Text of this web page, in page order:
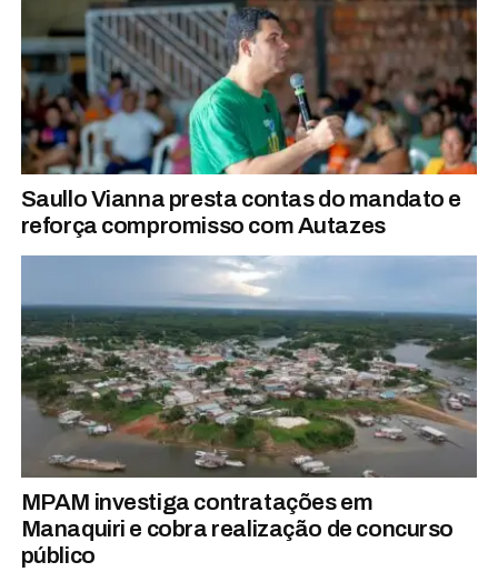
Saullo Vianna presta contas do mandato e
reforça compromisso com Autazes
MPAM investiga contratações em
Manaquiri e cobra realização de concurso
público